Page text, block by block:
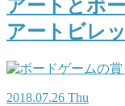
アートとボ
アートビレ
2018.07.26 Thu